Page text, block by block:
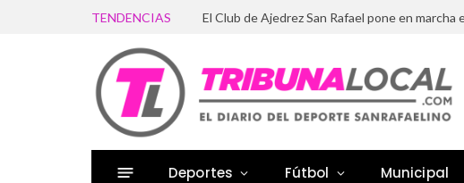
TENDENCIAS El Club de Ajedrez San Rafael pone en
Deportes Fútbol Municipal